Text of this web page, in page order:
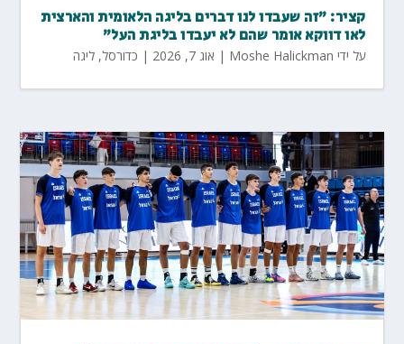
קציר: "זה שעבדו לנו דברים בליגה הלאומית והארצית
לאו דווקא אומר שהם לא יעבדו בליגת העל"
על ידי Moshe Halickman
| אוג 7, 2026 | כדורסל,ליגה